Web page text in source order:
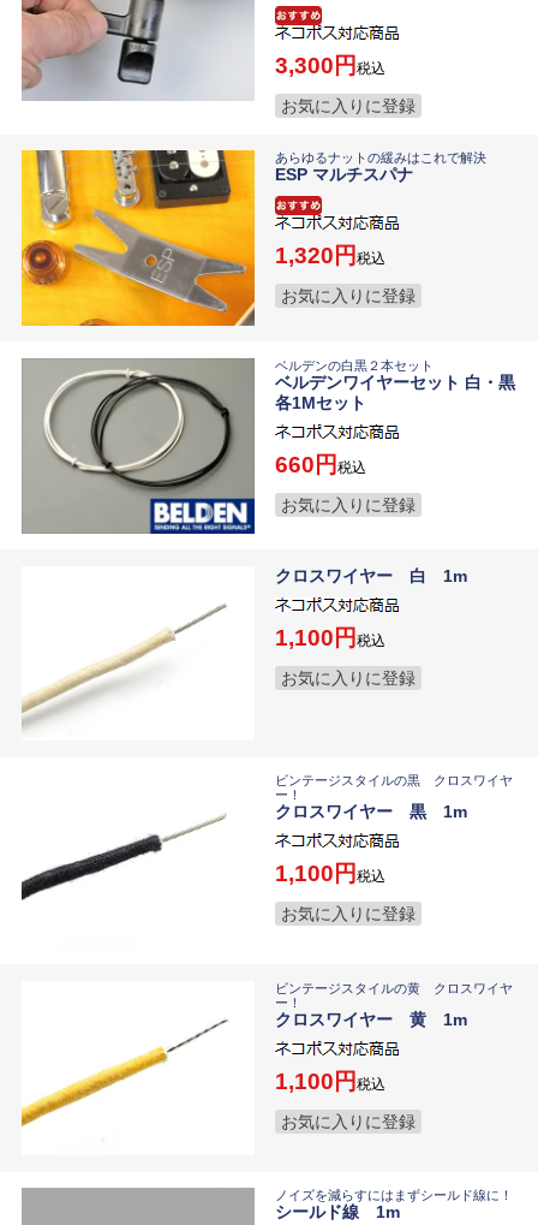
3,300 税込
お気に入りに登録
あらゆるナットの緩みはこれで解決
ESP マルチスパナ
1,320 税込
お気に入りに登録
ベルデンの白黒２本セット
ベルデンワイヤーセット 白・黒
各1Mセット
660 税込
お気に入りに登録
クロスワイヤー 白 1m
1,100 税込
お気に入りに登録
ビンテージスタイルの黒 クロスワイヤ
ー！
クロスワイヤー 黒 1m
1,100 税込
お気に入りに登録
ビンテージスタイルの黄 クロスワイヤ
ー！
クロスワイヤー 黄 1m
1,100 税込
お気に入りに登録
ノイズを減らすにはまずシールド線に！
シールド線 1m